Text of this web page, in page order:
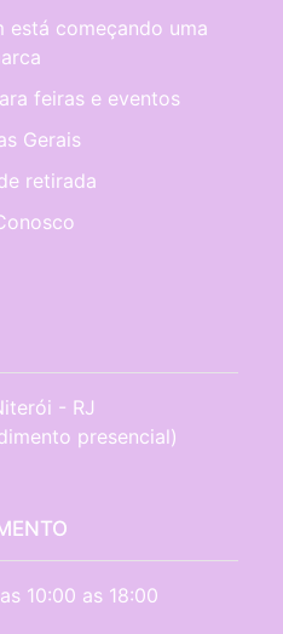
está começando uma
feiras e eventos
Gerais
retirada
- RJ
presencial)
10:00 as 18:00